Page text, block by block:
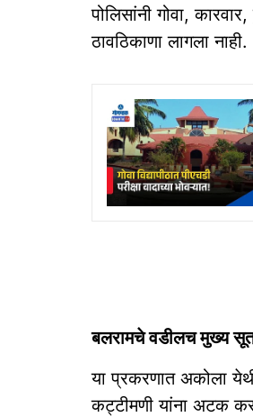
पोलिसांनी गोवा,
ठावठिकाणा लागला नाही.
बलरामचे वडीलच मुख्य
या प्रकरणात अकोला
कट्टीमणी यांना अटक